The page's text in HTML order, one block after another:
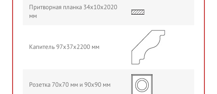
Притворная планка 34х10х2020
мм
Капитель 97х37х2200 мм
Розетка 70х70 мм и 90х90 мм